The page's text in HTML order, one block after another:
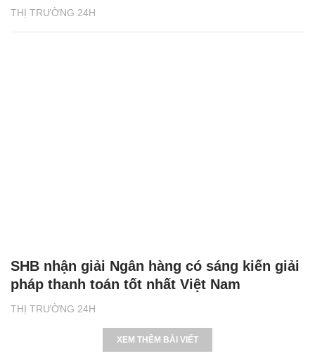
THỊ TRƯỜNG 24H
THỊ TRƯỜNG 24H
SHB nhận giải Ngân hàng có sáng kiến giải
pháp thanh toán tốt nhất Việt Nam
XEM THÊM BÀI VIẾT